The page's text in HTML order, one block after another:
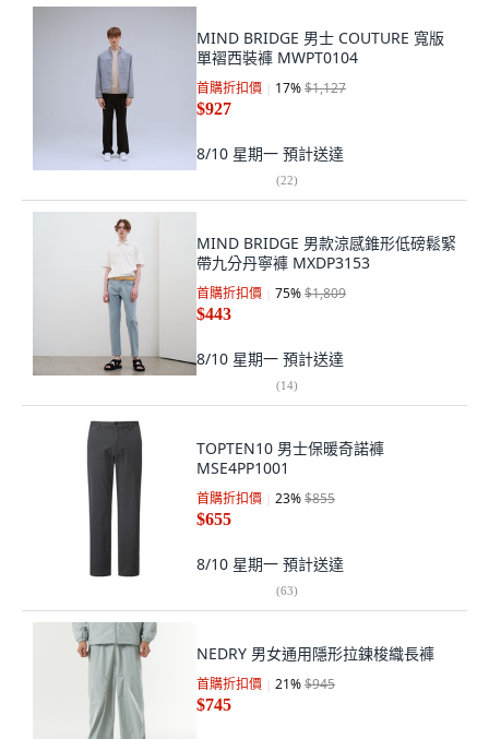
MIND BRIDGE 男士 COUTURE 寬版
單褶西裝褲 MWPT0104
首購折扣價 17%$1,127
$927
8/10 星期一 預計送達
(22)
MIND BRIDGE 男款涼感錐形低磅鬆緊
帶九分丹寧褲 MXDP3153
首購折扣價 75%$1,809
$443
8/10 星期一 預計送達
(14)
TOPTEN10 男士保暖奇諾褲
MSE4PP1001
首購折扣價 23%$855
$655
8/10 星期一 預計送達
(63)
NEDRY 男女通用隱形拉鍊梭織長褲
首購折扣價 21%$945
$745